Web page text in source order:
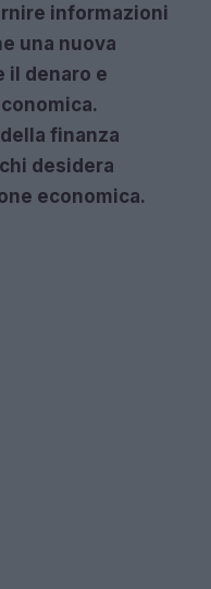
informazioni
una nuova
il denaro e
finanza
desidera
economica.